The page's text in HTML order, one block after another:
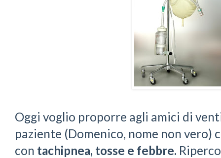
Oggi voglio proporre agli amici di
paziente (Domenico, nome non vero)
con tachipnea, tosse e febbre.